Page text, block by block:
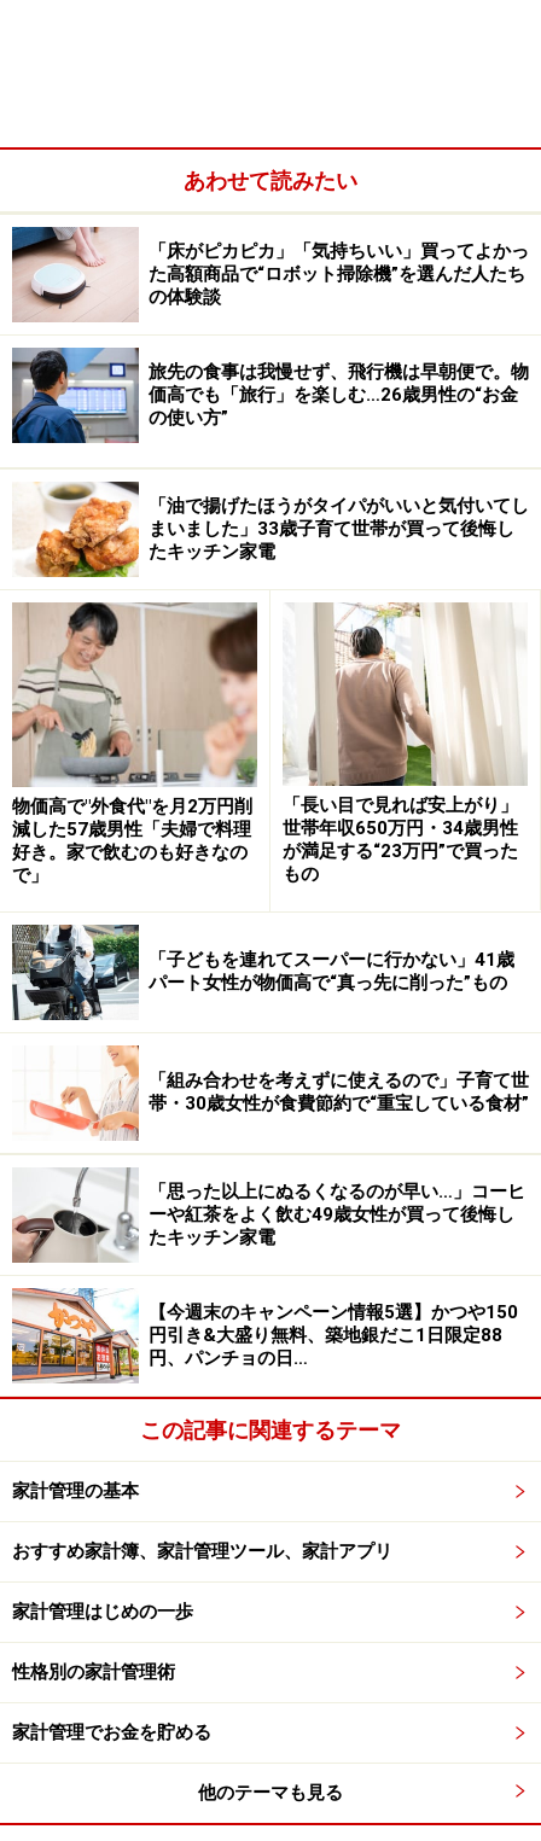
私の事務所に来られる高齢のお客様にはサービスとして
エンディングノートをプレゼントしてきました。しか
し、一人では書くことが難しいのだと気付き今ではお客
様が希望される場合にはエンディングノートを書くお手
伝いといったサービスを行っています。
ファイナンシャルプランナーに相談する時は家族構成か
ら家計や金融資産の明細といった事は全て開示して頂い
ており、相談の回数を重ねる毎に信頼関係も築けていま
すので、「信頼のおける他人」という立ち位置で、エン
ディングノートを書くお手伝いすることができます。家
族や身内の前では書きにくいことも、ファイナンシャル
プランナーの私の前では素直に表現し書く事ができるよ
うです。また客観的に書き方などをお伝えすることがで
きるのでスムーズに書き進め、最後まで書き上げること
ができるのもいいですね。
お金の不安があり相談に来られたお客様も、最後に終活
ができることでお金の問題も心のモヤモヤも払拭されす
っきりとした良い笑顔になります。
自分らしく生き、悔いのない人生を送る為にも現在と将
来の自分について向き合うこと。お金の問題はそれを気
付かせるひとつにきっかけにすぎないのです。
ファイナンシャルプランナーとして家計のマネジメント
をアドバイスする中で、多くの方が死だけでなく、自分
の人生と正面から向き合う事を避けているように感じま
す。人生設計とは自分の人生と向き合うことから始まり
ます。エンディングノートも同じように捉えもしもの時
に今できる事をはじめませんか？
【関連記事をチェック】
終活・エンディングノートおすすめランキングBest10
家計管理のうまい人が「幸せ」な理由
ハッピー老後を迎えるために必要な3つの資産
※記事内容は執筆時点のものです。最新の内容をご確認くださ
い。
本記事の内容は一般的な情報提供を目的としており、特定の金融
商品や投資行動を推奨するものではありません。
投資や資産運用に関する最終的なご判断はご自身の責任において
行ってください。
などについて当社は一切の責任を負いません。
の公式情報をご確認ください。
【編集部からのお知らせ】
・「家計」について、
を実施
中です！
※抽選で20名にAmazonギフト券1000円分プレゼント
あわせて読みたい
「床がピカピカ」「気持ちいい」買ってよかっ
た高額商品で“ロボット掃除機”を選んだ人たち
の体験談
旅先の食事は我慢せず、飛行機は早朝便で。物
価高でも「旅行」を楽しむ…26歳男性の“お金
の使い方”
「油で揚げたほうがタイパがいいと気付いてし
まいました」33歳子育て世帯が買って後悔し
たキッチン家電
物価高で"外食代"を月2万円削
減した57歳男性「夫婦で料理
好き。家で飲むのも好きなの
で」
「長い目で見れば安上がり」
世帯年収650万円・34歳男性
が満足する“23万円”で買った
もの
「子どもを連れてスーパーに行かない」41歳
パート女性が物価高で“真っ先に削った”もの
「組み合わせを考えずに使えるので」子育て世
帯・30歳女性が食費節約で“重宝している食材”
「思った以上にぬるくなるのが早い…」コーヒ
ーや紅茶をよく飲む49歳女性が買って後悔し
たキッチン家電
【今週末のキャンペーン情報5選】かつや150
円引き&大盛り無料、築地銀だこ1日限定88
円、パンチョの日…
この記事に関連するテーマ
家計管理の基本
おすすめ家計簿、家計管理ツール、家計アプリ
家計管理はじめの一歩
性格別の家計管理術
家計管理でお金を貯める
他のテーマも見る